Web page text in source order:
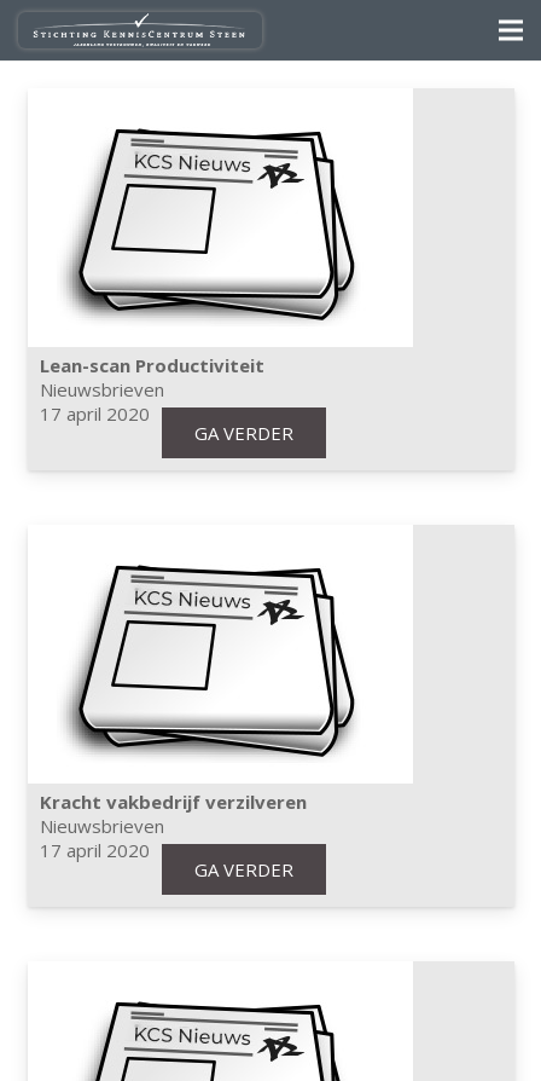
Lean-scan Productiviteit
Nieuwsbrieven
17 april 2020
GA VERDER
Kracht vakbedrijf verzilveren
Nieuwsbrieven
17 april 2020
GA VERDER